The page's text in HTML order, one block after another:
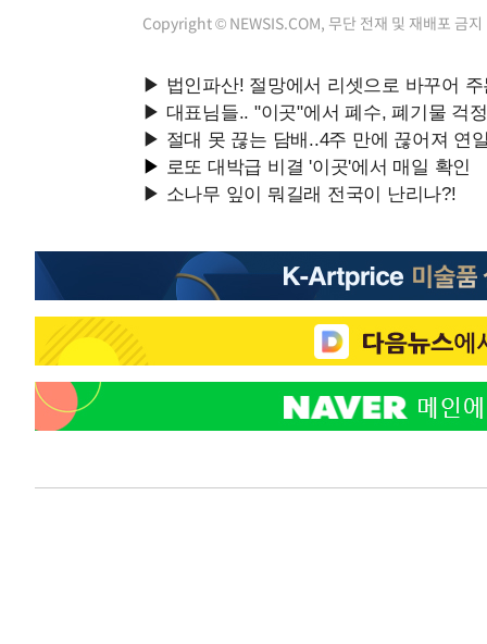
Copyright © NEWSIS.COM, 무단 전재 및 재배포 금지